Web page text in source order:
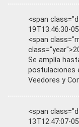
<span
19T13:46:30-
<span
Se amplía
postulaciones
Veedores y
<span
13T12:47:07-